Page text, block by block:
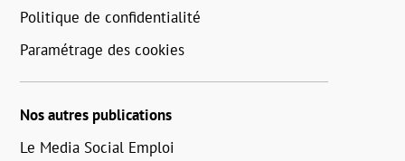
Politique de confidentialité
Paramétrage des cookies
Nos autres publications
Le Media Social Emploi